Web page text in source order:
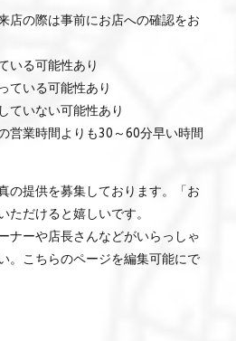
店の際は事前にお店への確認をお
いる可能性あり
ている可能性あり
ていない可能性あり
営業時間よりも30～60分早い時間
の提供を募集しております。「お
ただけると嬉しいです。
ナーや店長さんなどがいらっしゃ
。こちらのページを編集可能にで